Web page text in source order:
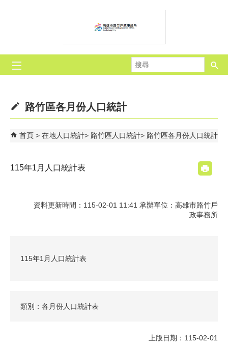
尋
路竹區各月份人口統計
首頁 在地人口統計 路竹區人口統計 路竹區各月份人口統計
115年1月人口統計表
資料更新時間：115-02-01 11:41 承辦單位：高雄市路竹戶
政事務所
115年1月人口統計表
類別：各月份人口統計表
上版日期：115-02-01